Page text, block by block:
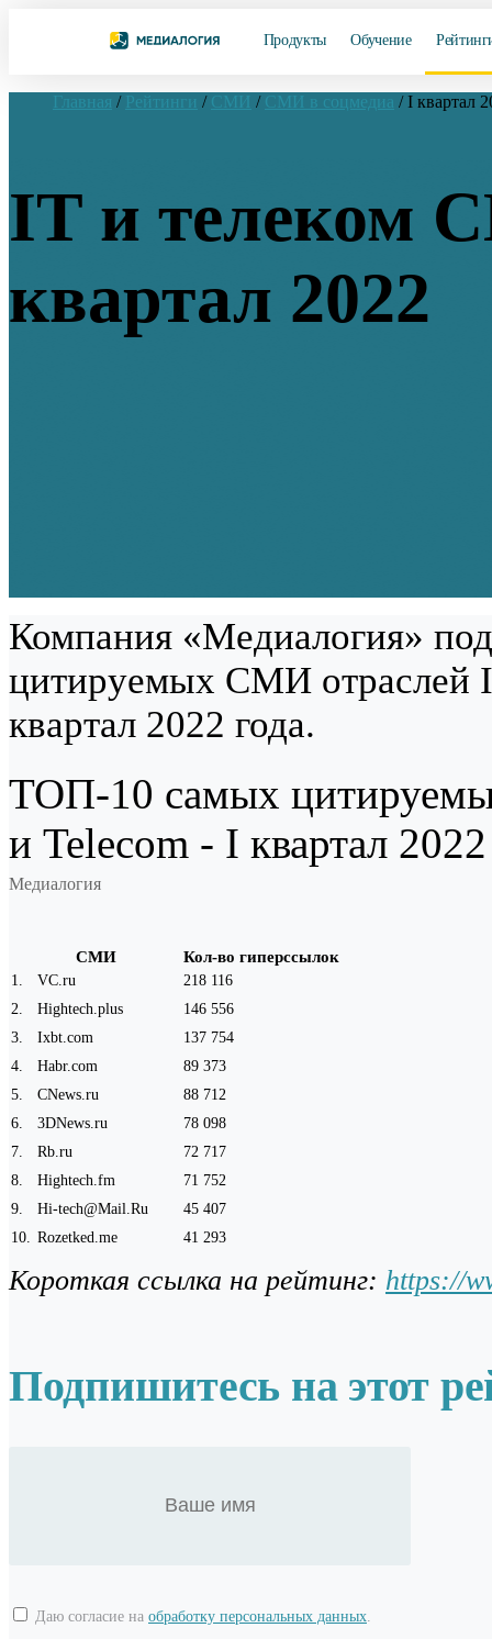
Продукты Обучение
Главная / Рейтинги / СМИ / СМИ в соцмедиа / I квартал
IT и телеком
квартал 2022
Компания «Медиалогия»
цитируемых СМИ отраслей
квартал 2022 года.
ТОП-10 самых
и Telecom - I квартал 2022
Медиалогия
СМИ Кол-во гиперссылок
1 VC.ru
218 116
2
Hightech.plus
146 556
3
Ixbt.com
137 754
4
Habr.com
89 373
5
CNews.ru
88 712
6
3DNews.ru
78 098
7
Rb.ru
72 717
8
Hightech.fm
71 752
9
Hi-tech@Mail.Ru
45 407
10
Rozetked.me 41 293
Короткая ссылка на рейтинг: https://
Подпишитесь на этот
Даю согласие на обработку персональных данных